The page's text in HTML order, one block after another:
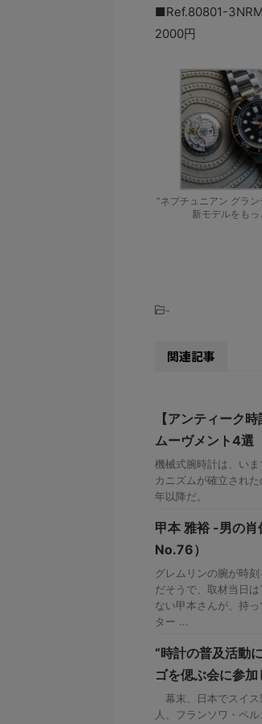
■Ref.80801-
2000円
“ネプチュニアン グラ
新モデルをもっ
-
関連記事
【アンティーク
ムーヴメント4選
機械式腕時計は、い
カニズムが確立され
年以降だ。
甲本 雅裕 -男の
No.76）
グレムリンの腕が時
だそうで、取材当日
ない甲本さんが、持
ター ...
“時計の普及活動
ゴを偲ぶ会に参
幕末、日本でスイス
人、フランソワ・ペ